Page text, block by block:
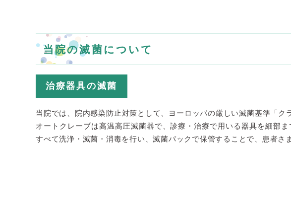
当院の滅菌について
治療器具の滅菌
当院では、院内感染防止対策として、ヨーロッパの厳しい滅菌基準「ク
オートクレーブは高温高圧滅菌器で、診療・治療で用いる器具を細部
すべて洗浄・滅菌・消毒を行い、滅菌パックで保管することで、患者さ